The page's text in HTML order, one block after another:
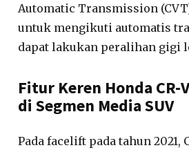
Automatic Transmission
untuk mengikuti automatis
dapat lakukan peralihan gigi
Fitur Keren Honda CR-
di Segmen Media SUV
Pada facelift pada tahun 2021,